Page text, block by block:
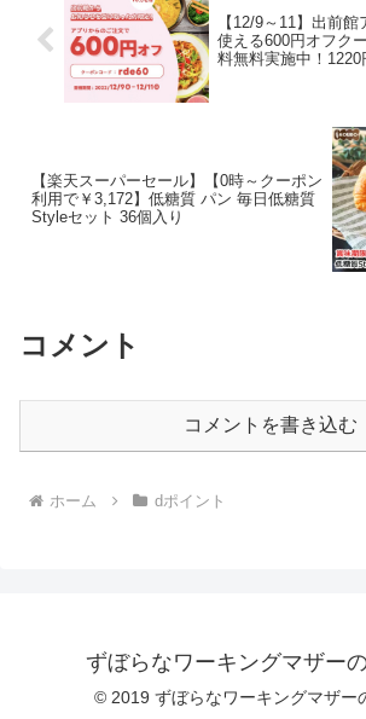
【12/9～11】出前
使える600円オフク
料無料実施中！
【楽天スーパーセール】【0時～クーポン
利用で￥3,172】低糖質 パン 毎日低糖質
Styleセット 36個入り
コメント
コメントを書き込む
ホーム dポイント
ずぼらなワーキングマザー
© 2019 ずぼらなワーキングマザー